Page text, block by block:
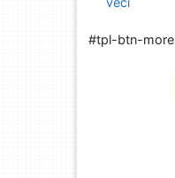
#tpl-btn-more